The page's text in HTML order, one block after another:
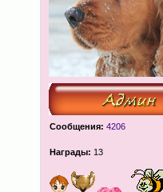
Сообщения: 4206
Награды: 13